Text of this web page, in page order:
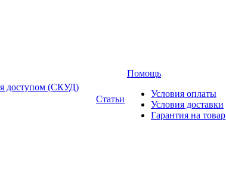
доступом (СКУД)
Статьи
Помощь
Условия оплаты
Условия доставки
Гарантия на товар